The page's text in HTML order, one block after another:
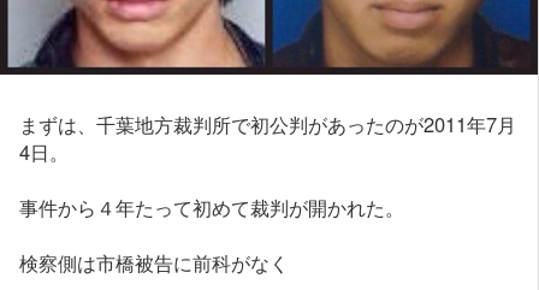
まずは、千葉地方裁判所で初公判があったのが2011年7月
4日。
事件から４年たって初めて裁判が開かれた。
検察側は市橋被告に前科がなく